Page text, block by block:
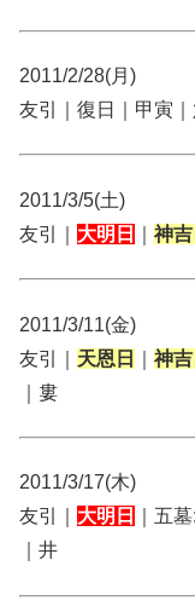
2011/2/28(月)
友引｜復日｜甲寅
2011/3/5(土)
友引｜ 大明日 神吉
2011/3/11(金)
友引｜ 天恩日 神吉
｜婁
2011/3/17(木)
友引｜ 大明日 ｜五墓
｜井